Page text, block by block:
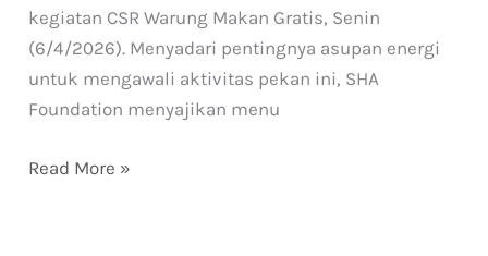
kegiatan CSR Warung Makan Gratis, Senin
(6/4/2026). Menyadari pentingnya asupan energi
untuk mengawali aktivitas pekan ini, SHA
Foundation menyajikan menu
Read More »